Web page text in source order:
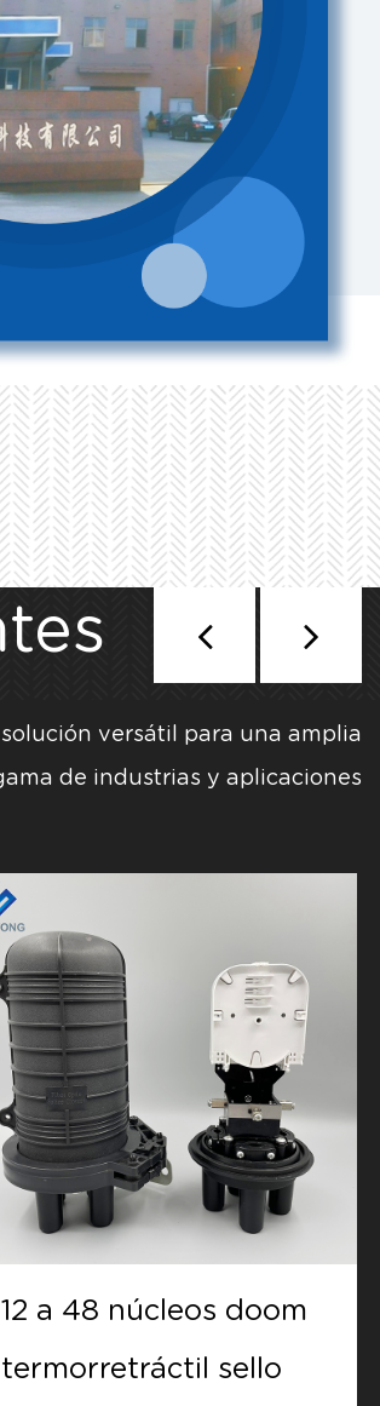
versátil para una amplia
de industrias y aplicaciones
Doom de 12 a 48
núcleos Cierre de